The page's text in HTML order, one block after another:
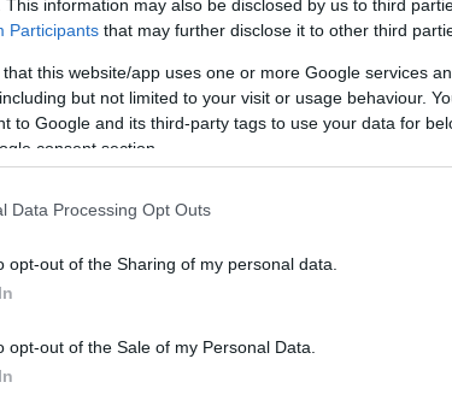
This information may also be disclosed by us to third
Participants that may further disclose it to other third
that this website/app uses one or more Google services
but not limited to your visit or usage behaviour.
to Google and its third-party tags to use your data for
consent section.
Data Processing Opt Outs
opt-out of the Sharing of my personal data.
opt-out of the Sale of my Personal Data.
behandeld:het pad van de aanslagbezwaren
flowchart